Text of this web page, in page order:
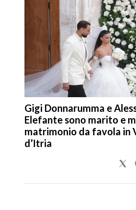
Gigi Donnarumma e
Elefante sono marito e
matrimonio da favola in
d’Itria